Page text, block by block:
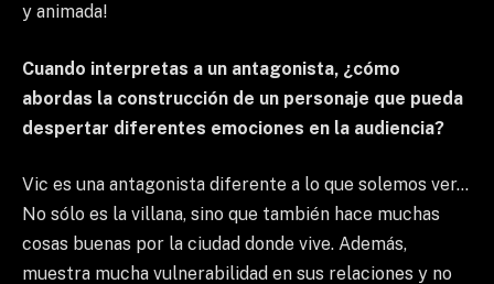
y animada!
Cuando interpretas a un antagonista, ¿cómo
abordas la construcción de un personaje que pueda
despertar diferentes emociones en la audiencia?
Vic es una antagonista diferente a lo que solemos ver…
No sólo es la villana, sino que también hace muchas
cosas buenas por la ciudad donde vive. Además,
muestra mucha vulnerabilidad en sus relaciones y no